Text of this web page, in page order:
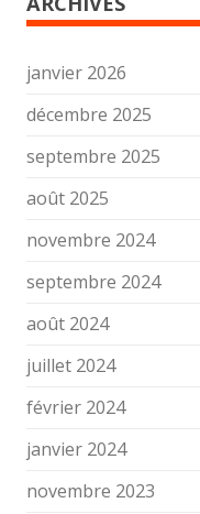
janvier 2026
décembre 2025
septembre 2025
août 2025
novembre 2024
septembre 2024
août 2024
juillet 2024
février 2024
janvier 2024
novembre 2023